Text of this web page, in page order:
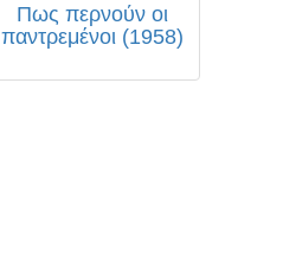
Πως περνούν οι
παντρεμένοι (1958)